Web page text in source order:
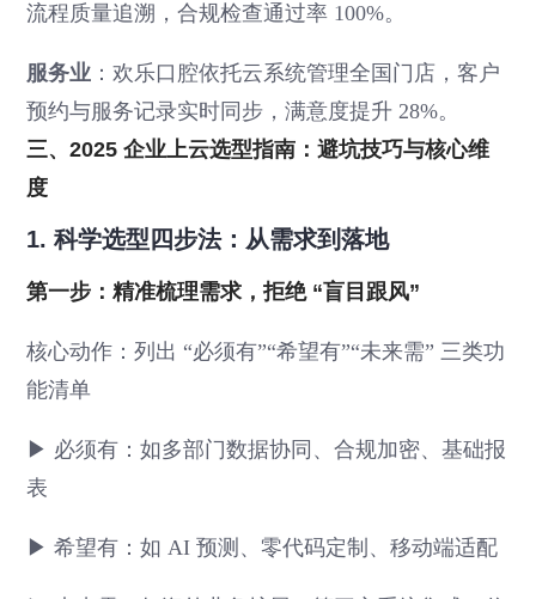
流程质量追溯，合规检查通过率 100%。
服务业 ：欢乐口腔依托云系统管理全国门店，客户
预约与服务记录实时同步，满意度提升 28%。
三、2025 企业上云选型指南：避坑技巧与核心维
度
1. 科学选型四步法：从需求到落地
第一步：精准梳理需求，拒绝 “盲目跟风”
核心动作：列出 “必须有”“希望有”“未来需” 三类功
能清单
▶ 必须有：如多部门数据协同、合规加密、基础报
表
▶ 希望有：如 AI 预测、零代码定制、移动端适配